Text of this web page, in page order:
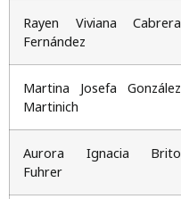
Rayen Viviana Cabrera
Fernández
Martina Josefa González
Martinich
Aurora Ignacia Brito
Fuhrer